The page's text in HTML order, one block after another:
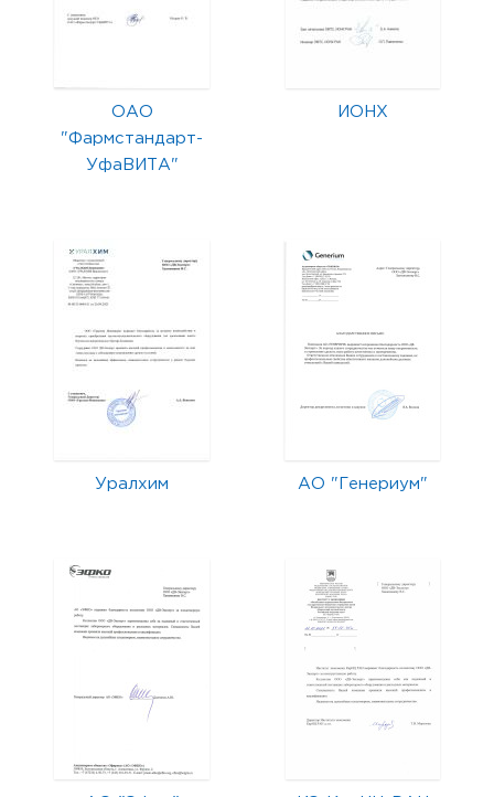
ОАО
"Фармстандарт-
УфаВИТА"
ИОНХ
Уралхим АО "Генериум"